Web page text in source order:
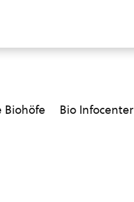
Biohöfe Bio Infocenter